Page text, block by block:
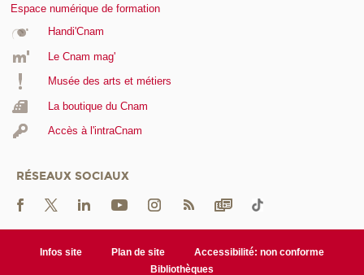
Espace numérique de formation
Handi'Cnam
Le Cnam mag'
Musée des arts et métiers
La boutique du Cnam
Accès à l'intraCnam
RÉSEAUX SOCIAUX
Infos site Plan de site
Accessibilité: non conforme
Bibliothèques